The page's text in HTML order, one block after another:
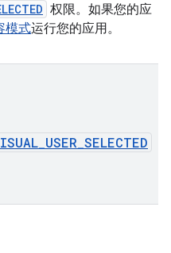
权限。如果您的应
模式运行您的应用。